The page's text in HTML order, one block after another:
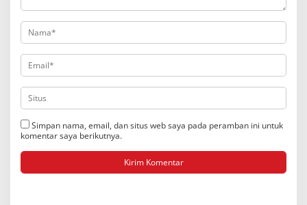
Simpan nama, email, dan situs web saya pada peramban ini untuk
komentar saya berikutnya.